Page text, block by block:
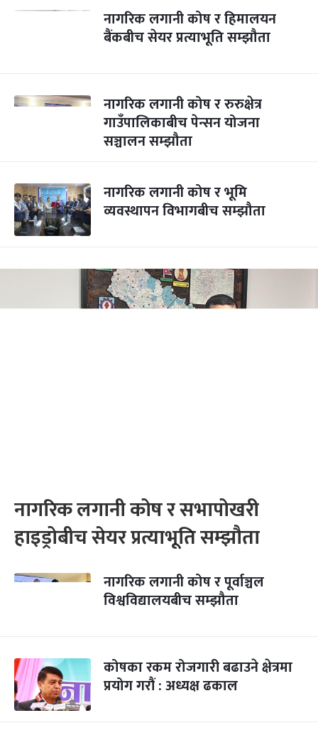
नागरिक लगानी कोष र हिमालयन
बैंकबीच सेयर प्रत्याभूति सम्झौता
नागरिक लगानी कोष र रुरुक्षेत्र
गाउँपालिकाबीच पेन्सन योजना
सञ्चालन सम्झौता
नागरिक लगानी कोष र भूमि
व्यवस्थापन विभागबीच सम्झौता
नागरिक लगानी कोष र सभापोखरी
हाइड्रोबीच सेयर प्रत्याभूति सम्झौता
नागरिक लगानी कोष र पूर्वाञ्चल
विश्वविद्यालयबीच सम्झौता
कोषका रकम रोजगारी बढाउने क्षेत्रमा
प्रयोग गरौं : अध्यक्ष ढकाल